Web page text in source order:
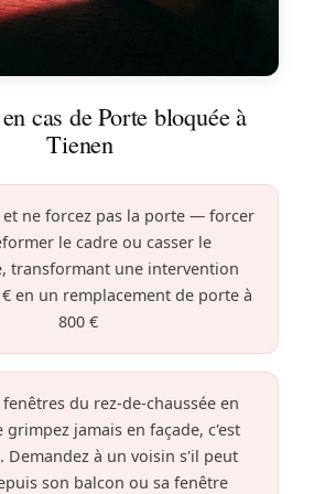
cas de Porte bloquée à
Tienen
et ne forcez pas la porte — forcer
le cadre ou casser le
transformant une intervention
en un remplacement de porte à
800 €
du rez-de-chaussée en
jamais en façade, c'est
Demandez à un voisin s'il peut
son balcon ou sa fenêtre